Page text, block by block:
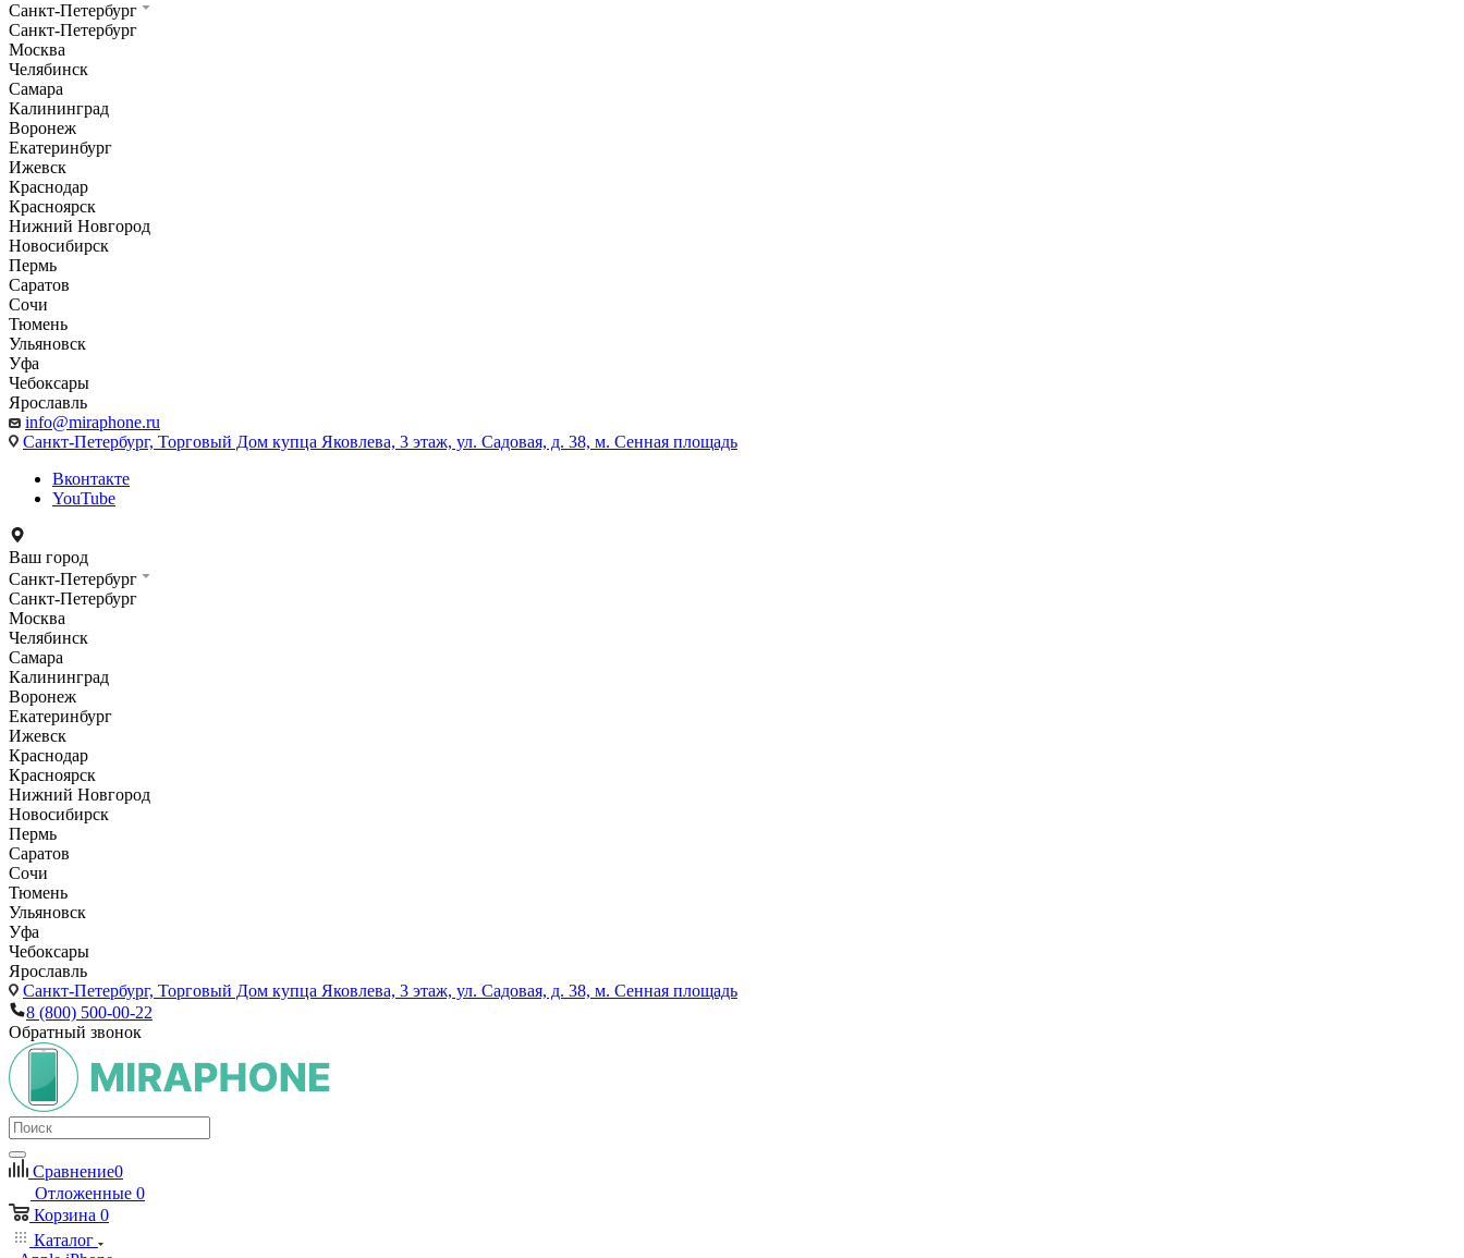
Санкт-Петербург
Санкт-Петербург
Москва
Челябинск
Самара
Калининград
Воронеж
Екатеринбург
Ижевск
Краснодар
Красноярск
Нижний Новгород
Новосибирск
Пермь
Саратов
Сочи
Тюмень
Ульяновск
Уфа
Чебоксары
Ярославль
info@miraphone.ru
Санкт-Петербург, Торговый Дом купца Яковлева, 3 этаж, ул. Садовая, д. 38, м. Сенная площадь
Вконтакте
YouTube
Ваш город
Санкт-Петербург
Санкт-Петербург
Москва
Челябинск
Самара
Калининград
Воронеж
Екатеринбург
Ижевск
Краснодар
Красноярск
Нижний Новгород
Новосибирск
Пермь
Саратов
Сочи
Тюмень
Ульяновск
Уфа
Чебоксары
Ярославль
Санкт-Петербург, Торговый Дом купца Яковлева, 3 этаж, ул. Садовая, д. 38, м. Сенная площадь
8 (800) 500-00-22
Обратный звонок
Сравнение0
Отложенные 0
Корзина 0
Каталог